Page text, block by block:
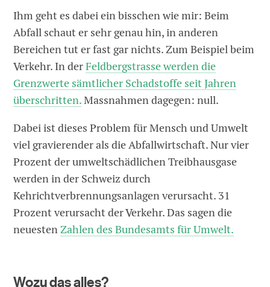
Ihm geht es dabei ein bisschen wie mir: Beim
Abfall schaut er sehr genau hin, in anderen
Bereichen tut er fast gar nichts. Zum Beispiel beim
Verkehr. In derFeldbergstrasse werden die
Grenzwerte sämtlicher Schadstoffe seit Jahren
überschritten.Massnahmen dagegen: null.
Dabei ist dieses Problem für Mensch und Umwelt
viel gravierender als die Abfallwirtschaft. Nur vier
Prozent der umweltschädlichen Treibhausgase
werden in der Schweiz durch
Kehrichtverbrennungsanlagen verursacht. 31
Prozent verursacht der Verkehr. Das sagen die
neuestenZahlen des Bundesamts für Umwelt.
Wozu das alles?